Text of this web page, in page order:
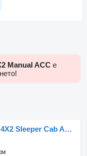
Manual ACC е
DAF CF 400 CF 4X2 Sleeper Cab ACC Navi